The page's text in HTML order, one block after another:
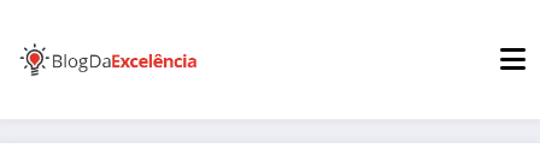
para
conteúdo